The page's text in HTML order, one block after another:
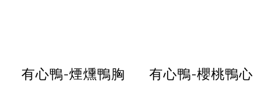
有心鴨-煙燻鴨胸 有心鴨-櫻桃鴨心